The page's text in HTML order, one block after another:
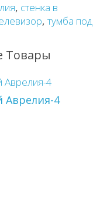
, стенка в
, тумба под
Товары
Аврелия-4